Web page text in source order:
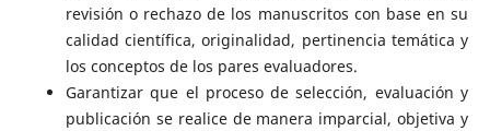
revisión o rechazo de los manuscritos con base en su
calidad científica, originalidad, pertinencia temática y
los conceptos de los pares evaluadores.
Garantizar que el proceso de selección, evaluación y
publicación se realice de manera imparcial, objetiva y